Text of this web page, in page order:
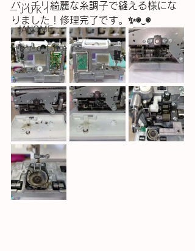
ーＪＵＫＩー
－JANOME－
－ｂｒｏｔｈｅｒ－
バッチリ綺麗な糸調子で縫える様にな
りました！修理完了です。✨◉⁠‿⁠◉